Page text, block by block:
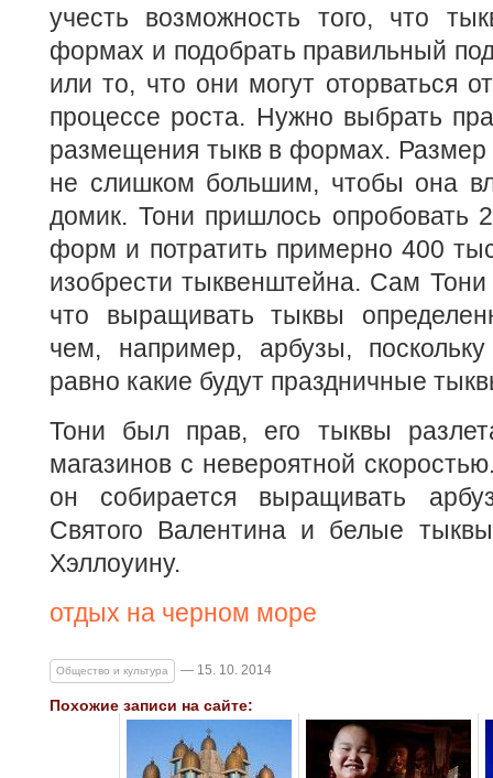
учесть возможность того, что
формах и подобрать правильный
или то, что они могут оторваться
процессе роста. Нужно выбрать
размещения тыкв в формах.
не слишком большим, чтобы она
домик. Тони пришлось опробовать
форм и потратить примерно 400
изобрести тыквенштейна. Сам Тони
что выращивать тыквы
чем, например, арбузы,
равно какие будут праздничные
Тони был прав, его тыквы
магазинов с невероятной
он собирается выращивать
Святого Валентина и белые
Хэллоуину.
отдых на черном море
Общество и культура — 15. 10. 2014
Похожие записи на сайте: